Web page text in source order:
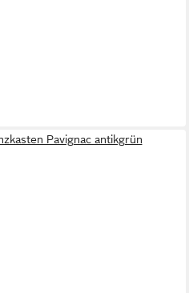
Pavignac antikgrün